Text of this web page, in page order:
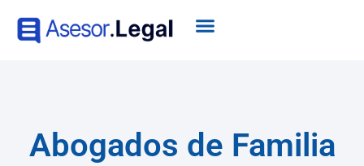
Abogados de Familia